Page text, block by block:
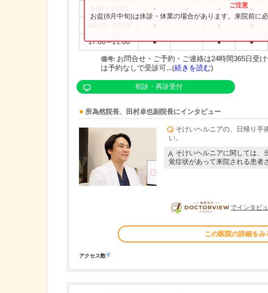
17:00～21:00 ● ● ●
お盆(8月中旬)は休診・休業の場合があります。来院前に
備考: お問合せ・ご予約・ご連絡は24時間365日受
は予約なしで受診可...(続きを読む)
初診・再診受付
所為然院長、 田村卓也副院長にインタビュー
そけいヘルニアの、日帰り手
い。
そけいヘルニアに関しては、
覚症状があって来院される患者
でインタビ
この医院の詳細をみ
アクセス数※